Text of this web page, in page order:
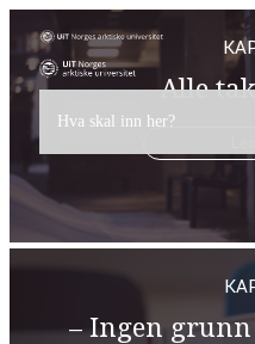
Hva skal inn her?
Alle
– Ingen